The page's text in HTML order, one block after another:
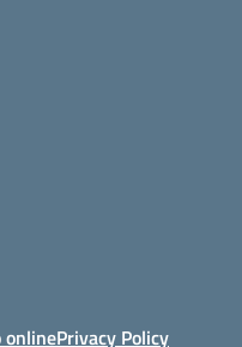
onlinePrivacy Policy